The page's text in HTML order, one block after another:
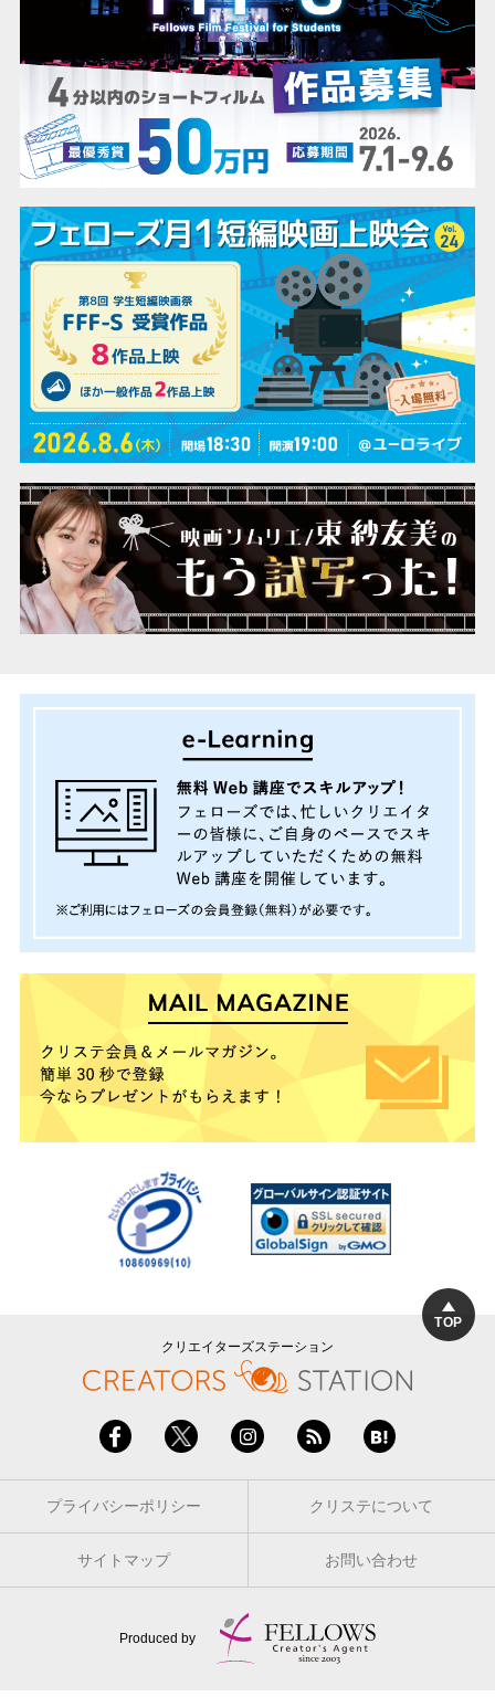
TOP
クリエイターズステーション
プライバシーポリシー クリステについて
サイトマップ お問い合わせ
Produced by